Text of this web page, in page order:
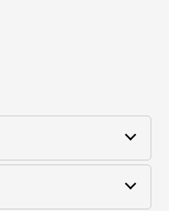
MOTORSPORTS)